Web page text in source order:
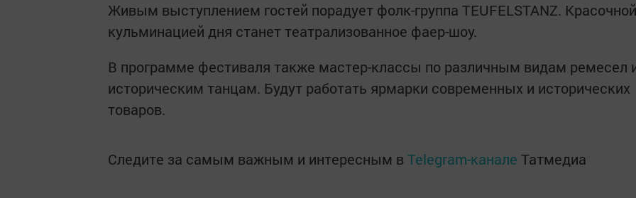
Живым выступлением гостей порадует фолк-группа TEUFELSTANZ. Красочной
кульминацией дня станет театрализованное фаер-шоу.
В программе фестиваля также мастер-классы по различным видам ремесел
историческим танцам. Будут работать ярмарки современных и исторических
товаров.
Следите за самым важным и интересным в Telegram-канале Татмедиа